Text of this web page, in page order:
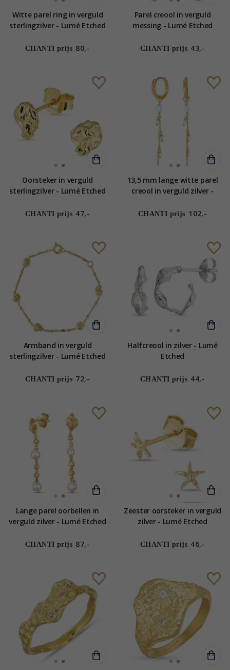
Witte parel ring in verguld
sterlingzilver - Lumé Etched
CHANTI prijs 80,-
Parel creool in verguld
messing - Lumé Etched
CHANTI prijs 43,-
Oorsteker in verguld
sterlingzilver - Lumé Etched
CHANTI prijs 47,-
13,5 mm lange witte parel
creool in verguld zilver -
CHANTI prijs 102,-
Armband in verguld
sterlingzilver - Lumé Etched
CHANTI prijs 72,-
Halfcreool in zilver - Lumé
Etched
CHANTI prijs 44,-
Lange parel oorbellen in
verguld zilver - Lumé Etched
CHANTI prijs 87,-
Zeester oorsteker in verguld
zilver - Lumé Etched
CHANTI prijs 46,-